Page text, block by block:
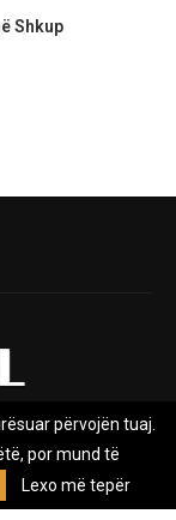
Shkup
themeluar në vitin
përvojën tuaj.
por mund të
Lexo më tepër